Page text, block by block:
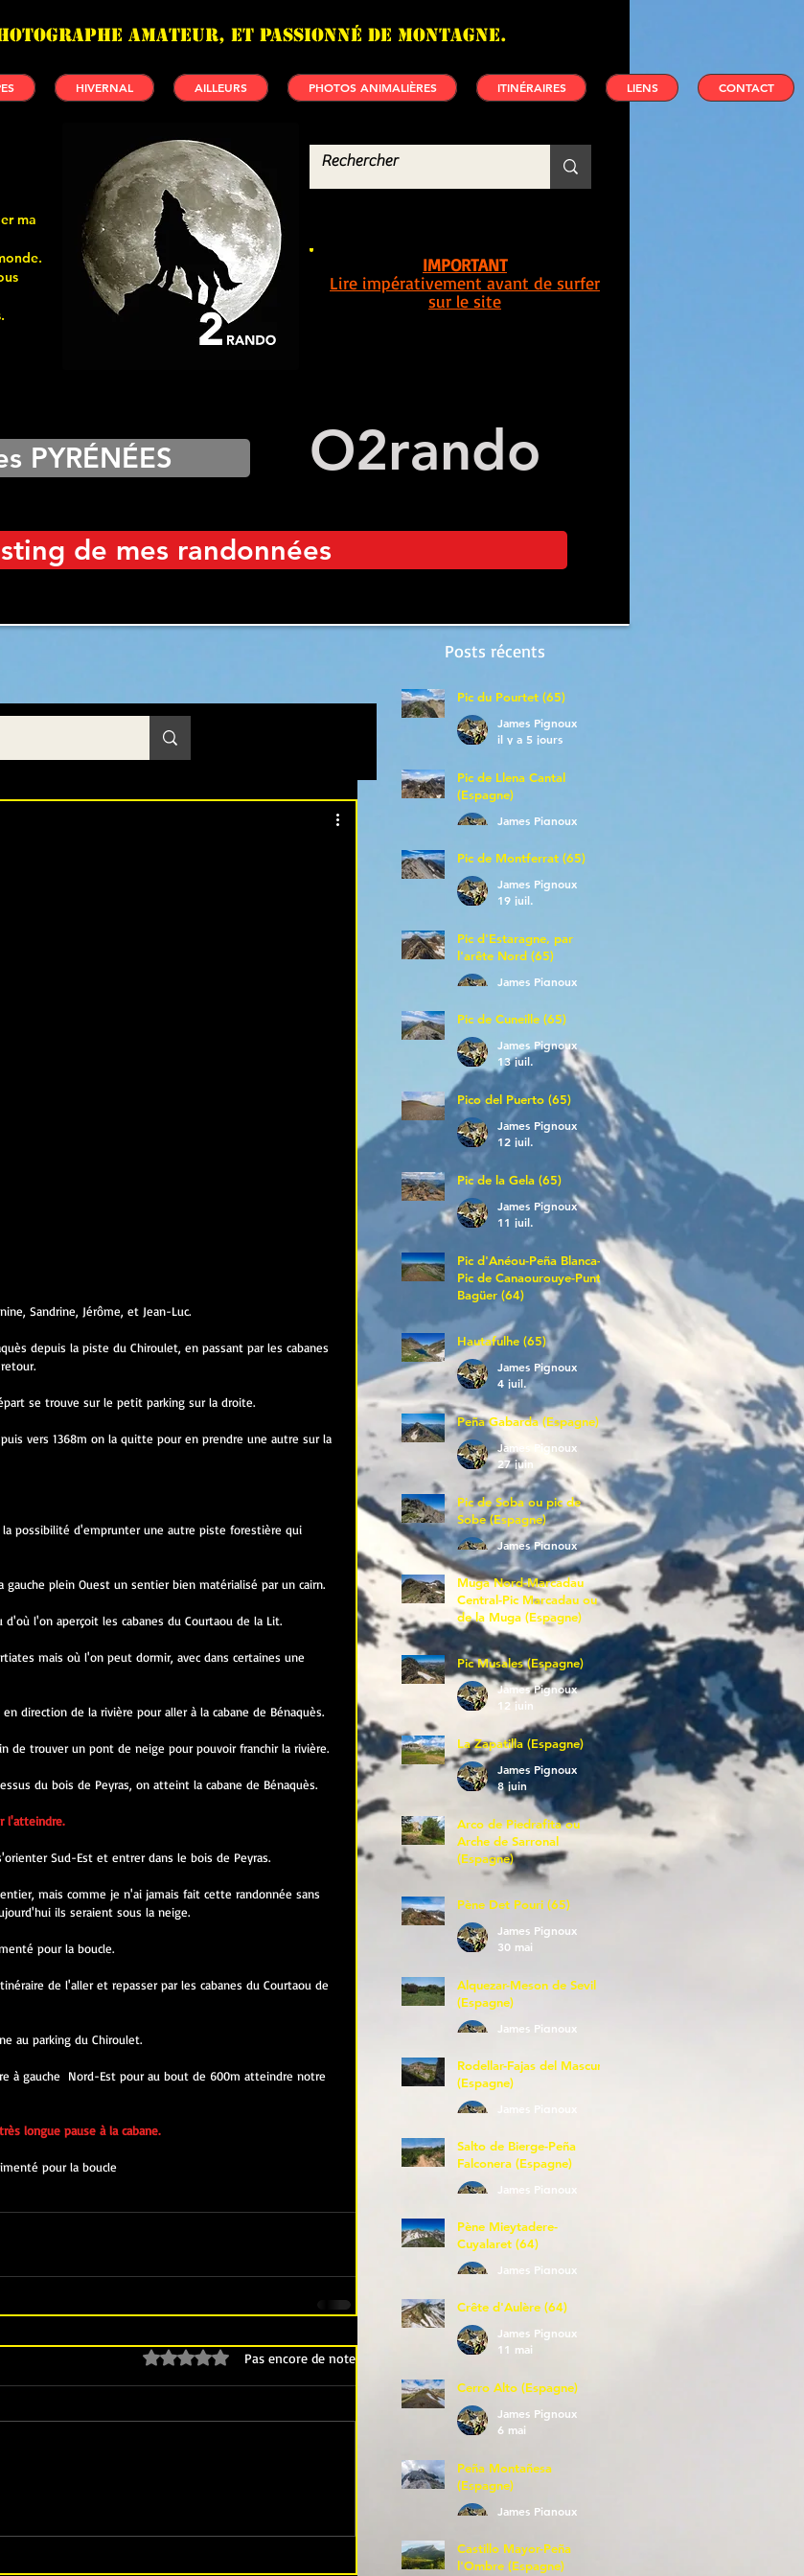
photographe amateur, et passionné de montagne.
HIVERNAL AILLEURS PHOTOS ANIMALIÈRES ITINÉRAIRES LIENS CONTACT
ma
IMPORTANT
Lire impérativement avant de surfer
sur le site
PYRÉNÉES O2rando
de mes randonnées
Posts récents
Sandrine, Jérôme, et Jean-Luc.
depuis la piste du Chiroulet, en passant par les cabanes
se trouve sur le petit parking sur la droite.
vers 1368m on la quitte pour en prendre une autre sur la
possibilité d'emprunter une autre piste forestière qui
plein Ouest un sentier bien matérialisé par un cairn.
l'on aperçoit les cabanes du Courtaou de la Lit.
mais où l'on peut dormir, avec dans certaines une
direction de la rivière pour aller à la cabane de Bénaquès.
de trouver un pont de neige pour pouvoir franchir la rivière.
du bois de Peyras, on atteint la cabane de Bénaquès.
l'atteindre.
Sud-Est et entrer dans le bois de Peyras.
mais comme je n'ai jamais fait cette randonnée sans
ils seraient sous la neige.
pour la boucle.
de l'aller et repasser par les cabanes du Courtaou de
au parking du Chiroulet.
à gauche  Nord-Est pour au bout de 600m atteindre notre
longue pause à la cabane.
pour la boucle
Noté 0 étoile sur 5. Pas encore de note
Pic du Pourtet (65)
James Pignoux
il y a 5 jours
Pic de Llena Cantal
(Espagne)
James Pignoux
Pic de Montferrat (65)
James Pignoux
19 juil.
Pic d'Estaragne, par
l'arête Nord (65)
James Pignoux
Pic de Cuneille (65)
James Pignoux
13 juil.
Pico del Puerto (65)
James Pignoux
12 juil.
Pic de la Gela (65)
James Pignoux
11 juil.
Pic d'Anéou-Peña Blanca-
Pic de Canaourouye-Punta
Bagüer (64)
James Pignoux
5 juil.
Hautafulhe (65)
James Pignoux
4 juil.
Peña Gabarda (Espagne)
James Pignoux
27 juin
Pic de Soba ou pic de
Sobe (Espagne)
James Pignoux
25 juin
Muga Nord-Marcadau
Central-Pic Marcadau ou
de la Muga (Espagne)
James Pignoux
21 juin
Pic Musales (Espagne)
James Pignoux
12 juin
La Zapatilla (Espagne)
James Pignoux
8 juin
Arco de Piedrafita ou
Arche de Sarronal
(Espagne)
James Pignoux
7 juin
Pène Det Pouri (65)
James Pignoux
30 mai
Alquezar-Meson de Sevil
(Espagne)
James Pignoux
Rodellar-Fajas del Mascun
(Espagne)
James Pignoux
Salto de Bierge-Peña
Falconera (Espagne)
James Pignoux
Pène Mieytadere-
Cuyalaret (64)
James Pignoux
Crête d'Aulère (64)
James Pignoux
11 mai
Cerro Alto (Espagne)
James Pignoux
6 mai
Peña Montañesa
(Espagne)
James Pignoux
Castillo Mayor-Peña
l'Ombre (Espagne)